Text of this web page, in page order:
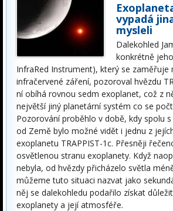
vypadá
mysleli
Dalekohled
konkrétně
InfraRed Instrument), který se zaměřuje
infračervené záření, pozoroval hvězdu
ní obíhá rovnou sedm exoplanet, což z
největší jiný planetární systém co se
Pozorování proběhlo v době, kdy spolu
od Země bylo možné vidět i jednu z
exoplanetu TRAPPIST-1c. Přesněji
osvětlenou stranu exoplanety. Když
nebyla, od hvězdy přicházelo světla
můžeme tuto situaci nazvat jako
něj se dalekohledu podařilo získat
exoplanety a její atmosféře.